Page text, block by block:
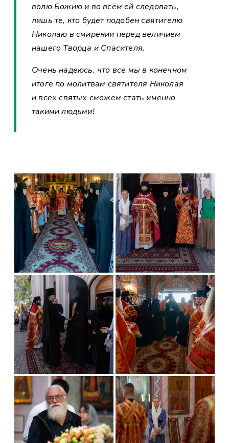
волю Божию и во всём ей следовать,
лишь те, кто будет подобен святителю
Николаю в смирении перед величием
нашего Творца и Спасителя.
Очень надеюсь, что все мы в конечном
итоге по молитвам святителя Николая
и всех святых сможем стать именно
такими людьми!